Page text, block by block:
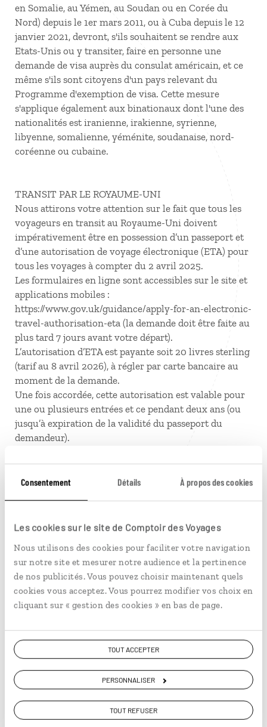
Consentement Détails À propos des cookies
Les cookies sur le site de Comptoir des Voyages
Nous utilisons des cookies pour faciliter votre navigation
sur notre site et mesurer notre audience et la pertinence
de nos publicités. Vous pouvez choisir maintenant quels
cookies vous acceptez. Vous pourrez modifier vos choix en
cliquant sur « gestion des cookies » en bas de page.
TOUT ACCEPTER
PERSONNALISER
TOUT REFUSER
en Somalie, au Yémen, au Soudan ou en Corée du
Nord) depuis le 1er mars 2011, ou à Cuba depuis le 12
janvier 2021, devront, s'ils souhaitent se rendre aux
Etats-Unis ou y transiter, faire en personne une
demande de visa auprès du consulat américain, et ce
même s'ils sont citoyens d'un pays relevant du
Programme d'exemption de visa. Cette mesure
s'applique également aux binationaux dont l'une des
nationalités est iranienne, irakienne, syrienne,
libyenne, somalienne, yéménite, soudanaise, nord-
coréenne ou cubaine.
TRANSIT PAR LE ROYAUME-UNI
Nous attirons votre attention sur le fait que tous les
voyageurs en transit au Royaume-Uni doivent
impérativement être en possession d’un passeport et
d’une autorisation de voyage électronique (ETA) pour
tous les voyages à compter du 2 avril 2025.
Les formulaires en ligne sont accessibles sur le site et
applications mobiles :
https://www.gov.uk/guidance/apply-for-an-electronic-
travel-authorisation-eta (la demande doit être faite au
plus tard 7 jours avant votre départ).
L’autorisation d’ETA est payante soit 20 livres sterling
(tarif au 8 avril 2026), à régler par carte bancaire au
moment de la demande.
Une fois accordée, cette autorisation est valable pour
une ou plusieurs entrées et ce pendant deux ans (ou
jusqu’à expiration de la validité du passeport du
demandeur).
PERMIS DE CONDUIRE
officiellement sur leur territoire la validité du permis
conduire international ou, à défaut, une traduction
assermentée du permis français.
APPAREILS ELECTRONIQUES
De nouvelles mesures de sécurité sont entrées en
électroniques (smartphones, tablettes, portables…)
doivent être chargés et en état de fonctionnement
pour tous les vols allant ou passant par les Etats-Unis
et Londres. Les agents de contrôle doivent pouvoir les
de main. Si votre appareil est déchargé ou défectueux,